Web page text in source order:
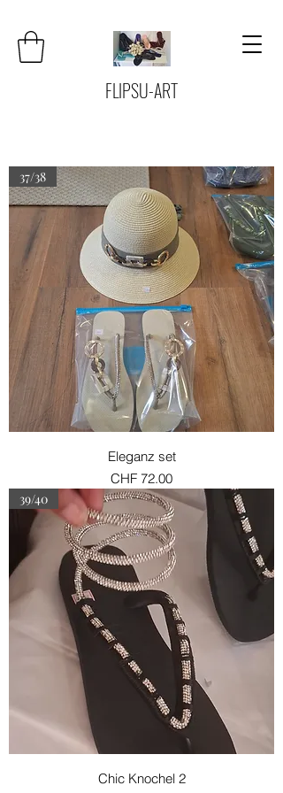
FLIPSU-ART
37/38
Eleganz set
Preis
CHF 72.00
39/40
Chic Knochel 2